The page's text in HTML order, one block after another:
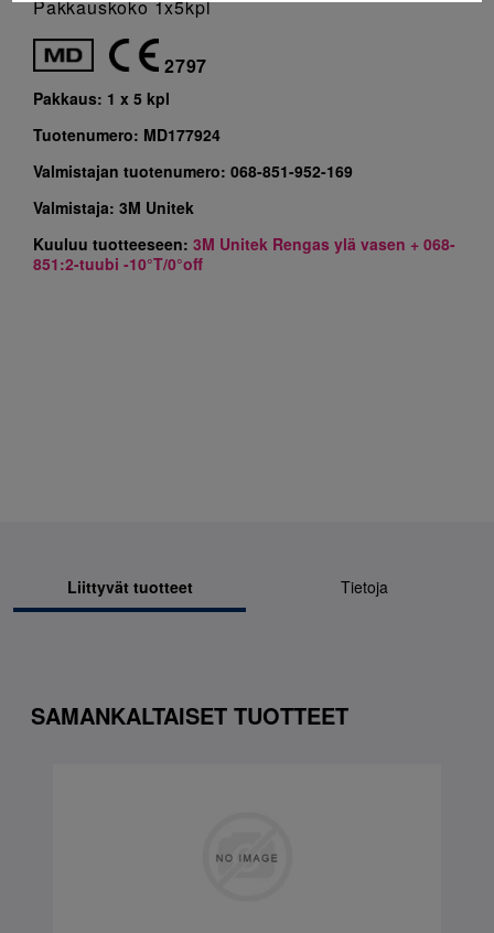
Pakkauskoko 1x5kpl
2797
Pakkaus: 1 x 5 kpl
Tuotenumero: MD177924
Valmistajan tuotenumero: 068-851-952-169
Valmistaja: 3M Unitek
Kuuluu tuotteeseen: 3M Unitek Rengas ylä vasen + 068-
851:2-tuubi -10°T/0°off
Liittyvät tuotteet Tietoja
SAMANKALTAISET TUOTTEET